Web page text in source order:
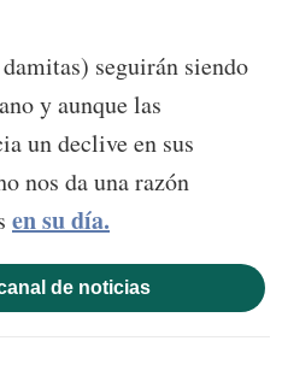
seguirán siendo
y aunque las
un declive en sus
nos da una razón
en su día.
de noticias